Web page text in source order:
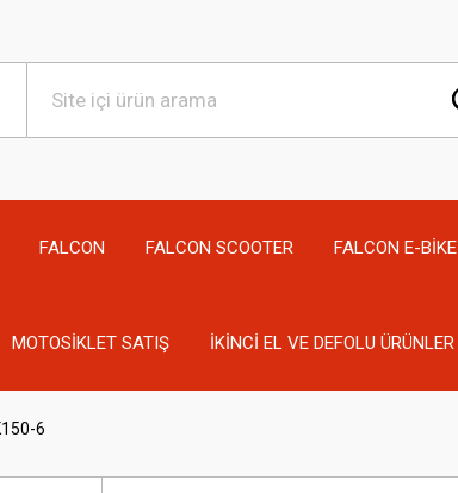
FALCON FALCON SCOOTER FALCON E-BİKE
MOTOSİKLET SATIŞ İKİNCİ EL VE DEFOLU ÜRÜNLER
6